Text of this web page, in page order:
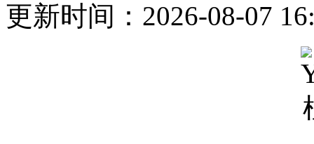
更新时间：2026-08-07